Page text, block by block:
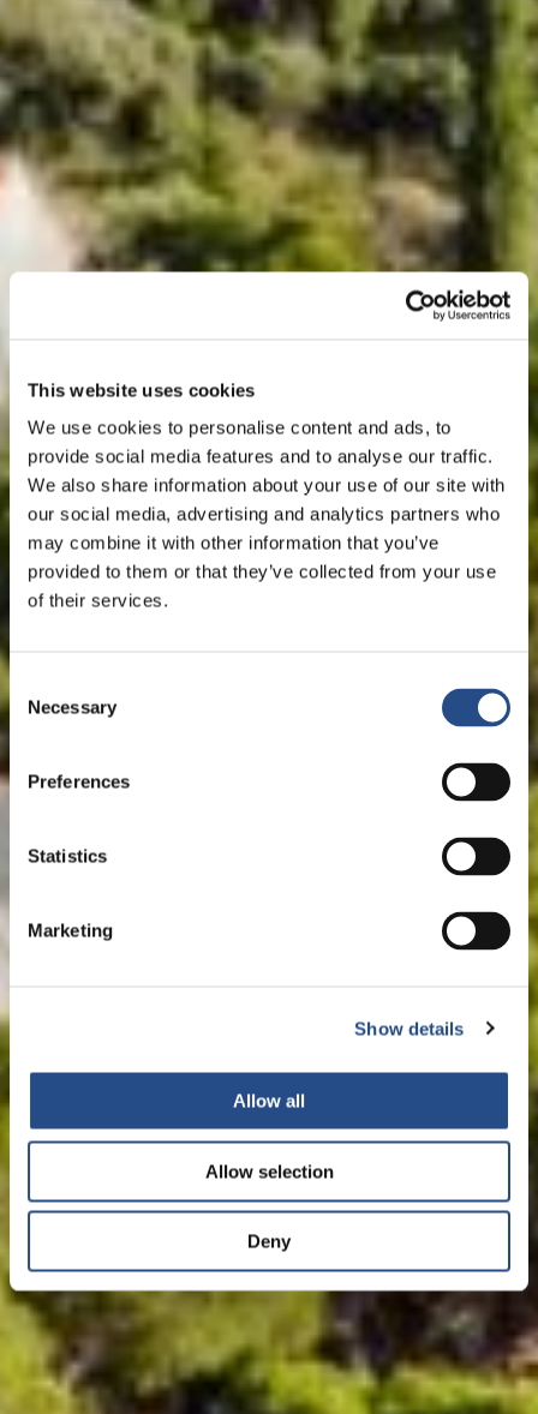
This website uses cookies
We use cookies to personalise content and ads, to
provide social media features and to analyse our traffic.
We also share information about your use of our site with
our social media, advertising and analytics partners who
may combine it with other information that you’ve
provided to them or that they’ve collected from your use
of their services.
Selection
Necessary
Preferences
Statistics
Marketing
Show details
Allow all
Allow selection
Deny